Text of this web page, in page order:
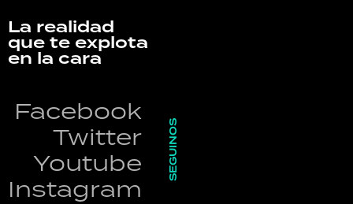
La realidad
que te explota
en la cara
Facebook
Twitter
Youtube
Instagram
SEGUINOS